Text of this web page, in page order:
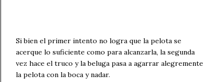
Si bien el primer intento no logra que la pelota se
acerque lo suficiente como para alcanzarla, la segunda
vez hace el truco y la beluga pasa a agarrar alegremente
la pelota con la boca y nadar.